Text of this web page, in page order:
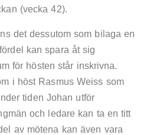
(vecka 42).
det dessutom som bilaga en
kan spara åt sig
för hösten står inskrivna.
i höst Rasmus Weiss som
tiden Johan utför
och ledare kan ta en titt
av mötena kan även vara